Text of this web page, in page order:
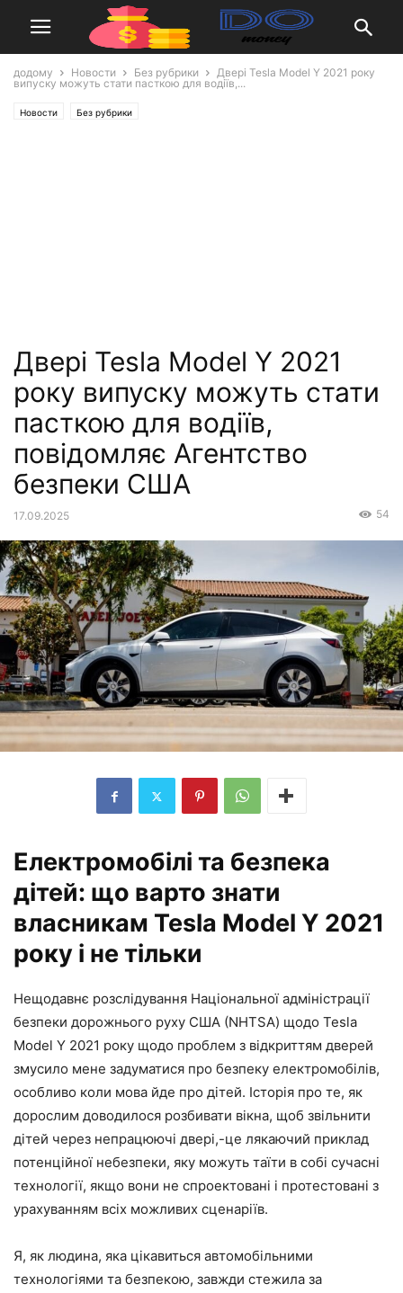
додому Новости Без рубрики
Двері Tesla Model Y 2021 року
випуску можуть стати пасткою для водіїв,...
Новости Без рубрики
Двері Tesla Model Y 2021
року випуску можуть стати
пасткою для водіїв,
повідомляє Агентство
безпеки США
17.09.2025 54
Електромобілі та безпека
дітей: що варто знати
власникам Tesla Model Y 2021
року і не тільки
Нещодавнє розслідування Національної адміністрації
безпеки дорожнього руху США (NHTSA) щодо Tesla
Model Y 2021 року щодо проблем з відкриттям дверей
змусило мене задуматися про безпеку електромобілів,
особливо коли мова йде про дітей. Історія про те, як
дорослим доводилося розбивати вікна, щоб звільнити
дітей через непрацюючі двері,-це лякаючий приклад
потенційної небезпеки, яку можуть таїти в собі сучасні
технології, якщо вони не спроектовані і протестовані з
урахуванням всіх можливих сценаріїв.
Я, як людина, яка цікавиться автомобільними
технологіями та безпекою, завжди стежила за